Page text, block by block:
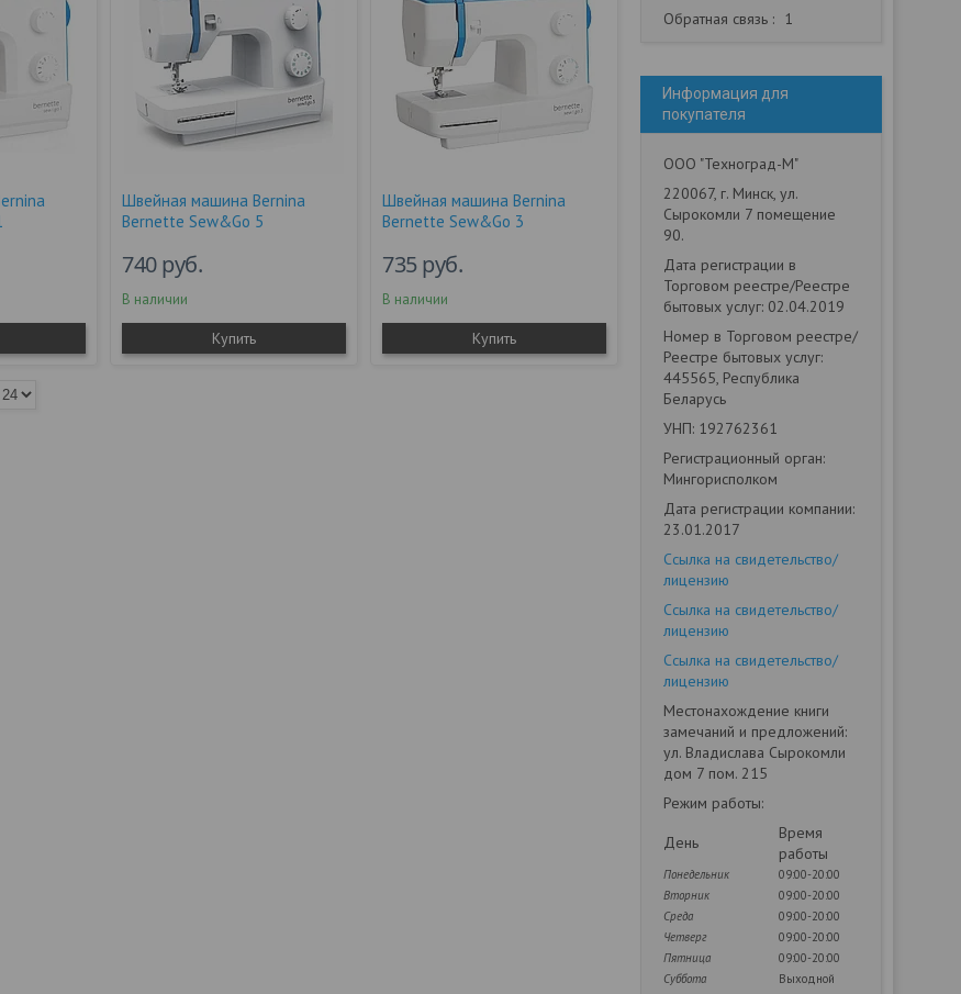
Швейная машина Bernina
Bernette Sew&Go 5
740руб.
В наличии
Купить
Швейная машина Bernina
Bernette Sew&Go 3
735руб.
В наличии
Купить
Обратная связь 1
Информация для
покупателя
ООО "Техноград-М"
220067, г. Минск, ул.
Сырокомли 7 помещение
90.
Дата регистрации в
Торговом реестре/Реестре
бытовых услуг: 02.04.2019
Номер в Торговом реестре/
Реестре бытовых услуг:
445565, Республика
Беларусь
УНП: 192762361
Регистрационный орган:
Мингорисполком
Дата регистрации компании:
23.01.2017
Ссылка на свидетельство/
лицензию
Ссылка на свидетельство/
лицензию
Ссылка на свидетельство/
лицензию
Местонахождение книги
замечаний и предложений:
ул. Владислава Сырокомли
дом 7 пом. 215
Режим работы:
День
Время
работы
Понедельник
09:00-20:00
Вторник
09:00-20:00
Среда
09:00-20:00
Четверг
09:00-20:00
Пятница
09:00-20:00
Суббота
Выходной